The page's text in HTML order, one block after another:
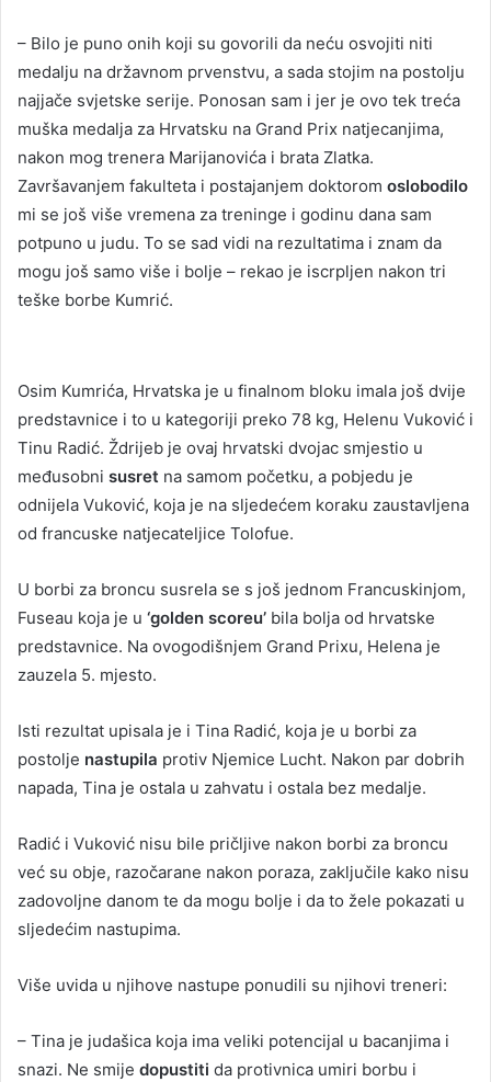
– Bilo je puno onih koji su govorili da neću osvojiti niti
medalju na državnom prvenstvu, a sada stojim na postolju
najjače svjetske serije. Ponosan sam i jer je ovo tek treća
muška medalja za Hrvatsku na Grand Prix natjecanjima,
nakon mog trenera Marijanovića i brata Zlatka.
Završavanjem fakulteta i postajanjem doktorom oslobodilo
mi se još više vremena za treninge i godinu dana sam
potpuno u judu. To se sad vidi na rezultatima i znam da
mogu još samo više i bolje – rekao je iscrpljen nakon tri
teške borbe Kumrić.
Osim Kumrića, Hrvatska je u finalnom bloku imala još dvije
predstavnice i to u kategoriji preko 78 kg, Helenu Vuković i
Tinu Radić. Ždrijeb je ovaj hrvatski dvojac smjestio u
međusobni susret na samom početku, a pobjedu je
odnijela Vuković, koja je na sljedećem koraku zaustavljena
od francuske natjecateljice Tolofue.
U borbi za broncu susrela se s još jednom Francuskinjom,
Fuseau koja je u ‘golden scoreu’ bila bolja od hrvatske
predstavnice. Na ovogodišnjem Grand Prixu, Helena je
zauzela 5. mjesto.
Isti rezultat upisala je i Tina Radić, koja je u borbi za
postolje nastupila protiv Njemice Lucht. Nakon par dobrih
napada, Tina je ostala u zahvatu i ostala bez medalje.
Radić i Vuković nisu bile pričljive nakon borbi za broncu
već su obje, razočarane nakon poraza, zaključile kako nisu
zadovoljne danom te da mogu bolje i da to žele pokazati u
sljedećim nastupima.
Više uvida u njihove nastupe ponudili su njihovi treneri:
– Tina je judašica koja ima veliki potencijal u bacanjima i
snazi. Ne smije dopustiti da protivnica umiri borbu i